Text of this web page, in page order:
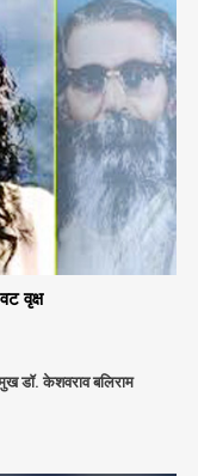
वृक्ष
डॉ. केशवराव बलिराम